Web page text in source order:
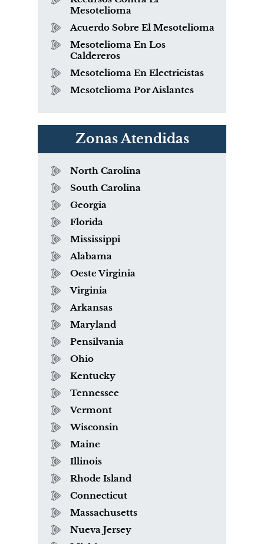
Mesotelioma
Acuerdo Sobre El Mesotelioma
Mesotelioma En Los
Caldereros
Mesotelioma En Electricistas
Mesotelioma Por Aislantes
Zonas Atendidas
North Carolina
South Carolina
Georgia
Florida
Mississippi
Alabama
Oeste Virginia
Virginia
Arkansas
Maryland
Pensilvania
Ohio
Kentucky
Tennessee
Vermont
Wisconsin
Maine
Illinois
Rhode Island
Connecticut
Massachusetts
Nueva Jersey